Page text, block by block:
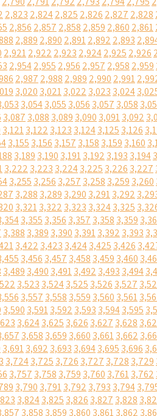
2,823 2,8242,825 2,826 2,827 2,828
2,856 2,857 2,858 2,859 2,860 2,861
2,889 2,890 2,8912,892 2,893
2,9212,922 2,923 2,9242,925 2,926
2,9542,955 2,956 2,957 2,958 2,959
2,987 2,988 2,989 2,990 2,991
3,020 3,0213,022 3,023 3,024
3,0543,055 3,056 3,057 3,058
3,087 3,088 3,089 3,090 3,0913,092
3,1213,122 3,123 3,1243,125 3,126
3,155 3,156 3,157 3,158 3,159 3,160
3,189 3,190 3,1913,192 3,193 3,194
3,222 3,223 3,2243,225 3,226 3,227
3,255 3,256 3,257 3,258 3,259 3,260
3,288 3,289 3,290 3,2913,292
3,3213,322 3,323 3,3243,325
3,355 3,356 3,357 3,358 3,359
3,388 3,389 3,390 3,3913,392 3,393
3,422 3,423 3,4243,425 3,426
3,456 3,457 3,458 3,459 3,460
3,489 3,490 3,4913,492 3,493 3,494
3,523 3,5243,525 3,526 3,527
3,557 3,558 3,559 3,560 3,561
3,590 3,5913,592 3,593 3,5943,595
3,6243,625 3,626 3,627 3,628
3,658 3,659 3,660 3,6613,662
3,6913,692 3,693 3,6943,695 3,696
3,7243,725 3,726 3,727 3,728 3,729
3,757 3,758 3,759 3,760 3,7613,762
3,790 3,7913,792 3,793 3,794
3,8243,825 3,826 3,827 3,828
3,858 3,859 3,860 3,8613,862